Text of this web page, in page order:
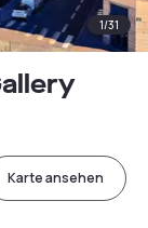
1/31
Karte ansehen